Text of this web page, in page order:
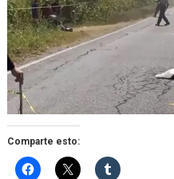
Comparte esto: